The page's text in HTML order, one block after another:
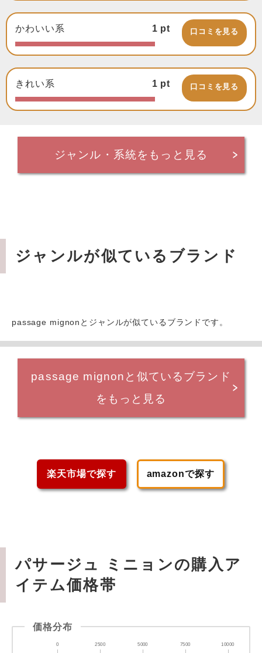
かわいい系 1 pt 口コミを見る
きれい系 1 pt 口コミを見る
ジャンル・系統をもっと見る
ジャンルが似ているブランド
passage mignonとジャンルが似ているブランドです。
passage mignonと似ているブランド
をもっと見る
楽天市場で探す amazonで探す
パサージュ ミニョンの購入ア
イテム価格帯
価格分布
0 2500 5000 7500 10000